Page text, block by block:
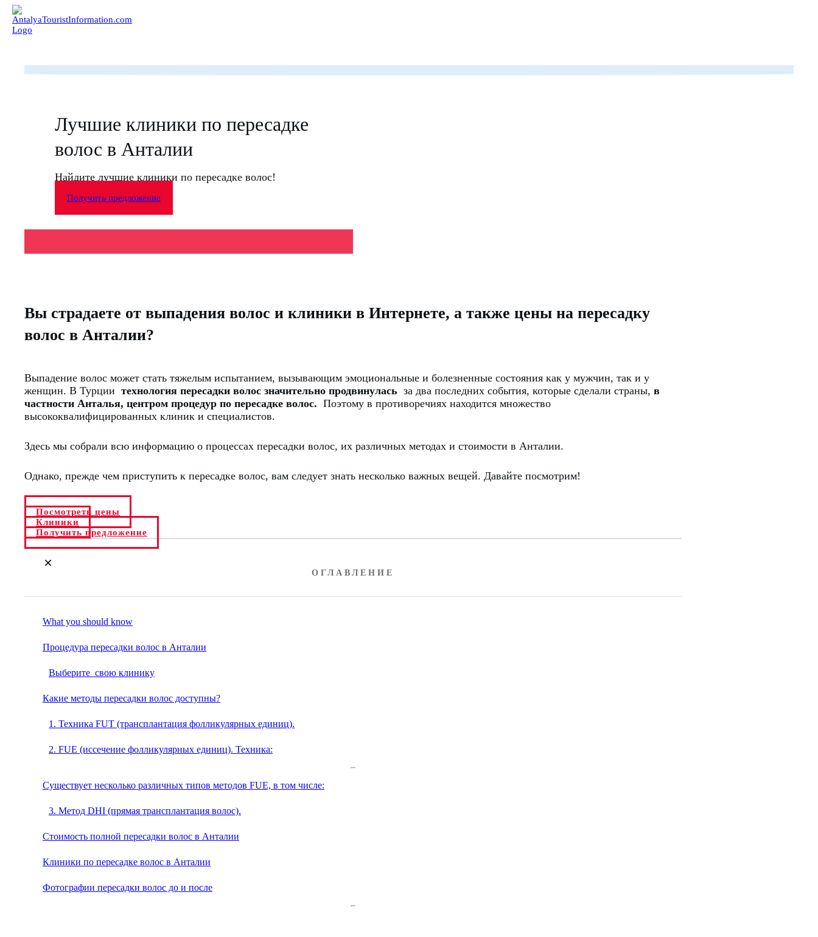
Лучшие клиники по пересадке
волос в Анталии
Найдите лучшие клиники по пересадке волос!
Получить предложение
Вы страдаете от выпадения волос и клиники в Интернете, а также цены на пересадку
волос в Анталии?
Выпадение волос может стать тяжелым испытанием, вызывающим эмоциональные и болезненные состояния как у мужчин, так и у
женщин. В Турции технология пересадки волос значительно продвинулась за два последних события, которые сделали страны, в
частности Анталья, центром процедур по пересадке волос. Поэтому в противоречиях находится множество
высококвалифицированных клиник и специалистов.
Здесь мы собрали всю информацию о процессах пересадки волос, их различных методах и стоимости в Анталии.
Однако, прежде чем приступить к пересадке волос, вам следует знать несколько важных вещей. Давайте посмотрим!
Посмотреть цены
Клиники
Получить предложение
ОГЛАВЛЕНИЕ
What you should know
Процедура пересадки волос в Анталии
Выберите свою клинику
Какие методы пересадки волос доступны?
1. Техника FUT (трансплантация фолликулярных единиц).
2. FUE (иссечение фолликулярных единиц). Техника:
Существует несколько различных типов методов FUE, в том числе:
3. Метод DHI (прямая трансплантация волос).
Стоимость полной пересадки волос в Анталии
Клиники по пересадке волос в Анталии
Фотографии пересадки волос до и после